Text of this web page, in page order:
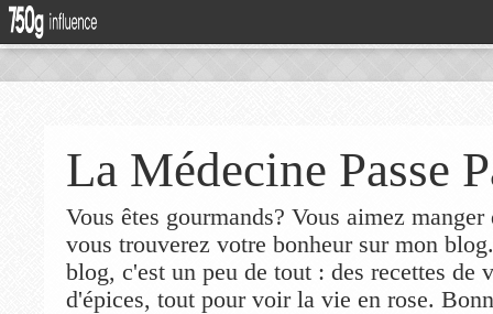
La Médecine Passe
Vous êtes gourmands? Vous aimez
vous trouverez votre bonheur sur mon
blog, c'est un peu de tout : des recettes de
d'épices, tout pour voir la vie en rose.